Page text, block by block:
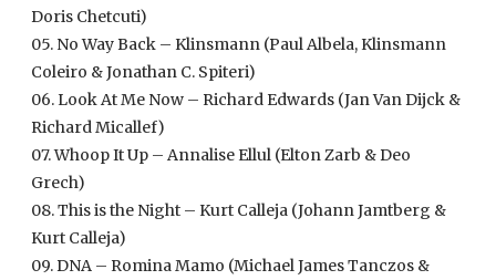
Doris Chetcuti)
05. No Way Back – Klinsmann (Paul Albela, Klinsmann
Coleiro & Jonathan C. Spiteri)
06. Look At Me Now – Richard Edwards (Jan Van Dijck &
Richard Micallef)
07. Whoop It Up – Annalise Ellul (Elton Zarb & Deo
Grech)
08. This is the Night – Kurt Calleja (Johann Jamtberg &
Kurt Calleja)
09.DNA – Romina Mamo (Michael James Tanczos &